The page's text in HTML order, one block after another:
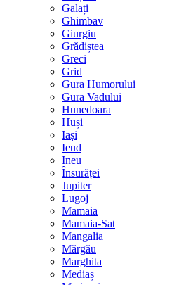
Galați
Ghimbav
Giurgiu
Grădiștea
Greci
Grid
Gura Humorului
Gura Vadului
Hunedoara
Huși
Iași
Ieud
Ineu
Însurăței
Jupiter
Lugoj
Mamaia
Mamaia-Sat
Mangalia
Mărgău
Marghita
Mediaș